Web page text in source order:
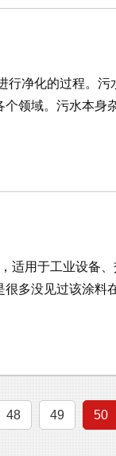
行净化的过程。污
领域。污水本身
适用于工业设备
多没见过该涂料
48 49 50